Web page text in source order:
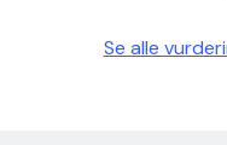
Se alle